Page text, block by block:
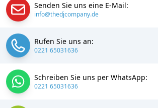
Senden Sie uns eine E-Mail:
info@thedjcompany.de
Rufen Sie uns an:
0221 65031636
Schreiben Sie uns per WhatsApp:
0221 65031636